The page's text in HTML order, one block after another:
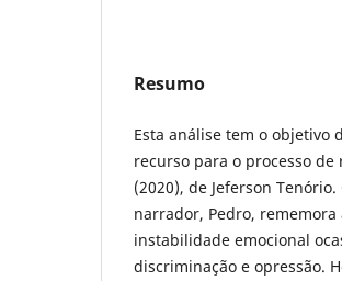
Resumo
Esta análise tem o objetivo
recurso para o processo
(2020), de Jeferson
narrador, Pedro,
instabilidade emocional
discriminação e opressão.